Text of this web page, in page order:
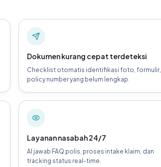
Dokumen kurang cepat terdeteksi
Checklist otomatis identifikasi foto, formulir,
policy number yang belum lengkap.
Layanan nasabah 24/7
AI jawab FAQ polis, proses intake klaim, dan
tracking status real-time.